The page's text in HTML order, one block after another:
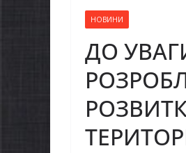
НОВИНИ
ДО